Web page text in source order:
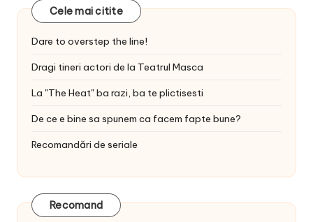
Cele mai citite
Dare to overstep the line!
Dragi tineri actori de la Teatrul Masca
La "The Heat" ba razi, ba te plictisesti
De ce e bine sa spunem ca facem fapte bune?
Recomandări de seriale
Recomand